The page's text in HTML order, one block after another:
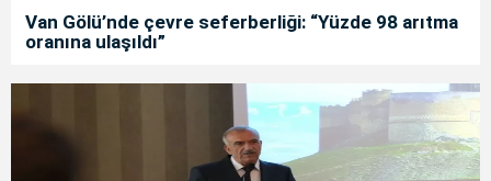
Van Gölü’nde çevre seferberliği: “Yüzde 98 arıtma
oranına ulaşıldı”